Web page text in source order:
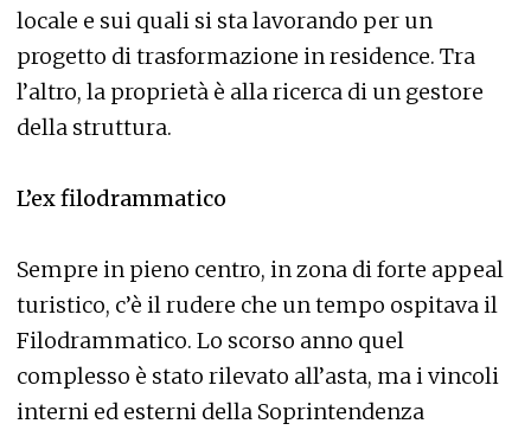
locale e sui quali si sta lavorando per un
progetto di trasformazione in residence. Tra
l’altro, la proprietà è alla ricerca di un gestore
della struttura.
L’ex filodrammatico
Sempre in pieno centro, in zona di forte appeal
turistico, c’è il rudere che un tempo ospitava il
Filodrammatico. Lo scorso anno quel
complesso è stato rilevato all’asta, ma i vincoli
interni ed esterni della Soprintendenza